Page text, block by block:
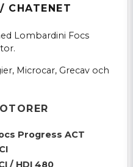
CHATENET
Lombardini Focs
Microcar, Grecav och
Progress ACT
/ HDI 480